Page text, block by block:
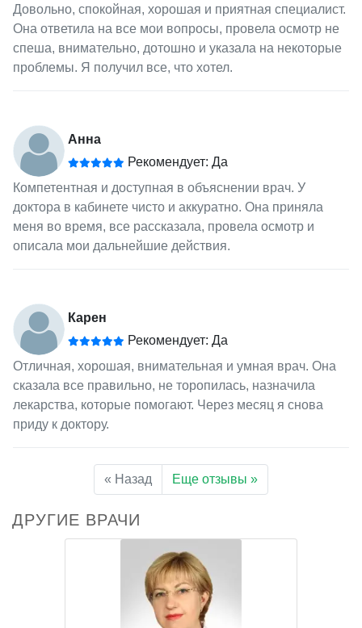
Довольно, спокойная, хорошая и приятная специалист.
Она ответила на все мои вопросы, провела осмотр не
спеша, внимательно, дотошно и указала на некоторые
проблемы. Я получил все, что хотел.
Анна
Рекомендует: Да
Компетентная и доступная в объяснении врач. У
доктора в кабинете чисто и аккуратно. Она приняла
меня во время, все рассказала, провела осмотр и
описала мои дальнейшие действия.
Карен
Рекомендует: Да
Отличная, хорошая, внимательная и умная врач. Она
сказала все правильно, не торопилась, назначила
лекарства, которые помогают. Через месяц я снова
приду к доктору.
« Назад Еще отзывы »
ДРУГИЕ ВРАЧИ